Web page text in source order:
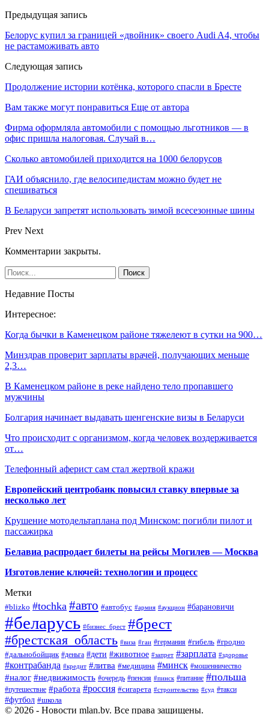
Предыдущая запись
Белорус купил за границей «двойник» своего Audi A4, чтобы
не растаможивать авто
Следующая запись
Продолжение истории котёнка, которого спасли в Бресте
Вам также могут понравиться Еще от автора
Фирма оформляла автомобили с помощью льготников — в
офис пришла налоговая. Случай в…
Сколько автомобилей приходится на 1000 белорусов
ГАИ объяснило, где велосипедистам можно будет не
спешиваться
В Беларуси запретят использовать зимой всесезонные шины
Prev Next
Комментарии закрыты.
Недавние Посты
Интересное:
Когда бычки в Каменецком районе тяжелеют в сутки на 900…
Минздрав проверит зарплаты врачей, получающих меньше
2,3…
В Каменецком районе в реке найдено тело пропавшего
мужчины
Болгария начинает выдавать шенгенские визы в Беларуси
Что происходит с организмом, когда человек воздерживается
от…
Телефонный аферист сам стал жертвой кражи
Европейский центробанк повысил ставку впервые за
несколько лет
Крушение мотодельтаплана под Минском: погибли пилот и
пассажирка
Белавиа распродает билеты на рейсы Могилев — Москва
Изготовление ключей: технологии и процесс
Метки
#blizko #tochka #авто #автобус #армия #аукцион #барановичи
#беларусь #бизнес_брест #брест
#брестская_область #виза #гаи #германия #гибель #гродно
#дальнобойщик #деньга #дети #животное #запрет #зарплата #здоровье
#контрабанда #кредит #литва #медицина #минск #мошенничество
#налог #недвижимость #очередь #пенсия #пинск #питание #польша
#путешествие #работа #россия #сигарета #строительство #суд #такси
#футбол #школа
© 2026 - Новости mlan.by. Все права защищены.